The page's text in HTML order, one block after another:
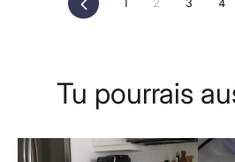
Tu pourrais